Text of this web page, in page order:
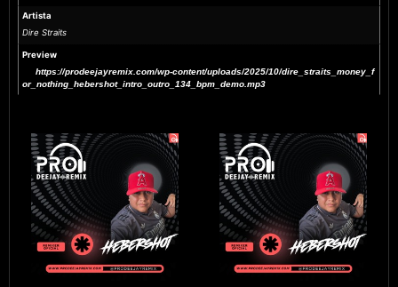
Artista
Dire Straits
Preview
https://prodeejayremix.com/wp-content/uploads/2025/10/dire_straits_money_f
or_nothing_hebershot_intro_outro_134_bpm_demo.mp3